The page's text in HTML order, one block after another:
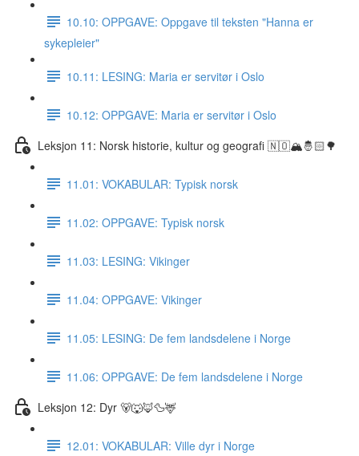
10.10: OPPGAVE: Oppgave til teksten "Hanna er
sykepleier"
10.11: LESING: Maria er servitør i Oslo
10.12: OPPGAVE: Maria er servitør i Oslo
Leksjon 11: Norsk historie, kultur og geografi 🇳🇴🏔🤴🏻🌳
11.01: VOKABULAR: Typisk norsk
11.02: OPPGAVE: Typisk norsk
11.03: LESING: Vikinger
11.04: OPPGAVE: Vikinger
11.05: LESING: De fem landsdelene i Norge
11.06: OPPGAVE: De fem landsdelene i Norge
Leksjon 12: Dyr 🐻🐺🦊🦆🦌
12.01: VOKABULAR: Ville dyr i Norge